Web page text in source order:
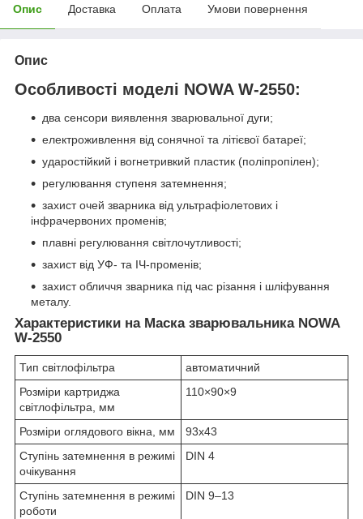
Опис Доставка Оплата Умови повернення
Опис
Особливості моделі NOWA W-2550:
два сенсори виявлення зварювальної дуги;
електроживлення від сонячної та літієвої батареї;
ударостійкий і вогнетривкий пластик (поліпропілен);
регулювання ступеня затемнення;
захист очей зварника від ультрафіолетових і
інфрачервоних променів;
плавні регулювання світлочутливості;
захист від УФ- та ІЧ-променів;
захист обличчя зварника під час різання і шліфування
металу.
Характеристики на Маска зварювальника NOWA
W-2550
Тип світлофільтра
автоматичний
Розміри картриджа
світлофільтра, мм
110×90×9
Розміри оглядового вікна, мм
93х43
Ступінь затемнення в режимі
очікування
DIN 4
Ступінь затемнення в режимі
роботи
DIN 9‒13